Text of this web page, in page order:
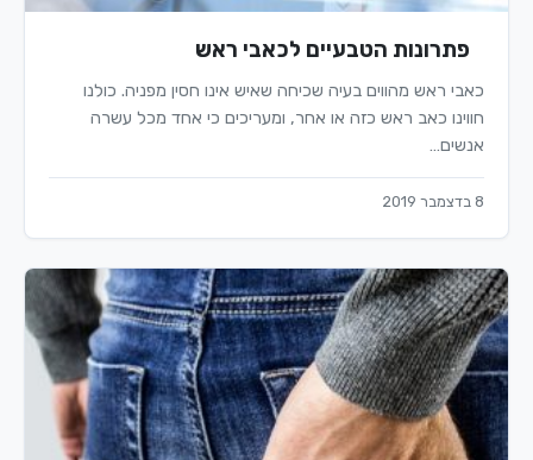
פתרונות הטבעיים לכאבי ראש
כאבי ראש מהווים בעיה שכיחה שאיש אינו חסין מפניה. כולנו
חווינו כאב ראש כזה או אחר, ומעריכים כי אחד מכל עשרה
אנשים…
8 בדצמבר 2019